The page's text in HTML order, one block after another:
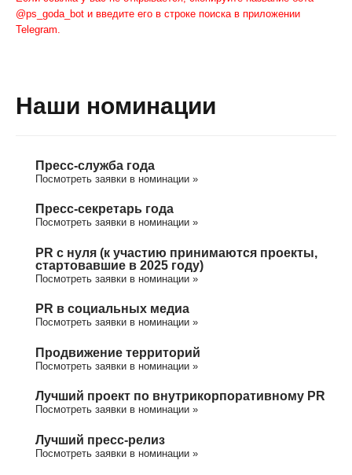
@ps_goda_bot и введите его в строке поиска в приложении
Telegram.
Наши номинации
Пресс-служба года
Посмотреть заявки в номинации »
Пресс-секретарь года
Посмотреть заявки в номинации »
PR с нуля (к участию принимаются проекты,
стартовавшие в 2025 году)
Посмотреть заявки в номинации »
PR в социальных медиа
Посмотреть заявки в номинации »
Продвижение территорий
Посмотреть заявки в номинации »
Лучший проект по внутрикорпоративному PR
Посмотреть заявки в номинации »
Лучший пресс-релиз
Посмотреть заявки в номинации »